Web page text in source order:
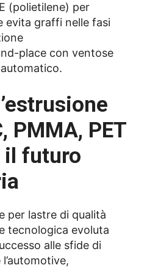
(polietilene) per
evita graffi nelle fasi
place con ventose
PMMA, PET
il futuro
per lastre di qualità
tecnologica evoluta
alle sfide di